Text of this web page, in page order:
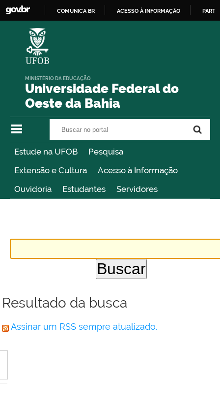
COMUNICA BR ACESSO À INFORMAÇÃO
Universidade Federal do
Oeste da Bahia
MINISTÉRIO DA EDUCAÇÃO
Estude na UFOB
Pesquisa
Extensão e Cultura
Acesso à Informação
Ouvidoria
Estudantes Servidores
Resultado da busca
Assinar um RSS sempre atualizado.